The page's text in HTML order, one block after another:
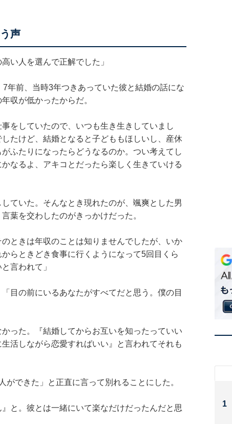
声
い人を選んで正解でした」
年前、当時3年つきあっていた彼と結婚の話にな
収が低かったからだ。
をしていたので、いつも生き生きしていまし
たけど、結婚となると子どももほしいし、産休
ふたりになったらどうなるのか。つい考えてし
なるよ、アキコとだったら楽しく生きていける
ていた。そんなとき現れたのが、颯爽とした男
葉を交わしたのがきっかけだった。
ときは年収のことは知りませんでしたが、いか
らときどき食事に行くようになって5回目くら
言われて」
目の前にいるあなたがすべてだと思う。僕の目
った。『結婚してからお互いを知ったっていい
活しながら恋愛すればいい』と言われてそれも
できた」と正直に言って別れることにした。
と。彼とは一緒にいて楽なだけだったんだと思
1